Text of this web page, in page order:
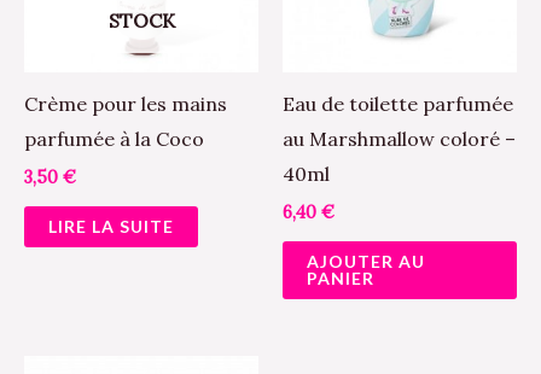
STOCK
Crème pour les mains
parfumée à la Coco
3,50 €
LIRE LA SUITE
Eau de toilette parfumée
au Marshmallow coloré –
40ml
6,40 €
AJOUTER AU
PANIER